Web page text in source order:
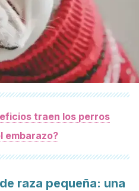
traen los perros
embarazo?
raza pequeña: una